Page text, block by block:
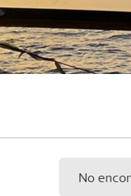
No